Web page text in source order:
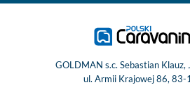
GOLDMAN s.c. Sebastian Klauz,
ul. Armii Krajowej 86, 83-